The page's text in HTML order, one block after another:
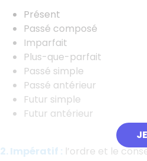
Présent
Passé composé
Imparfait
Plus-que-parfait
Passé simple
Passé antérieur
Futur simple
Futur antérieur
2. Impératif : l’ordre et le